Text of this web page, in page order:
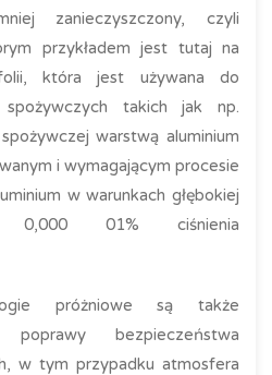
zanieczyszczony, czyli
przykładem jest tutaj na
która jest używana do
spożywczych takich jak np.
warstwą aluminium
i wymagającym procesie
w warunkach głębokiej
0,000 01% ciśnienia
próżniowe są także
bezpieczeństwa
w tym przypadku atmosfera